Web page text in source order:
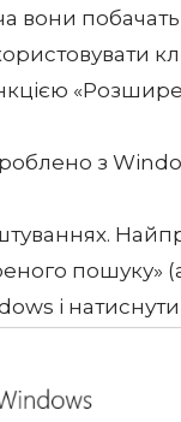
вони побачать
з
пошуку»
і натиснути